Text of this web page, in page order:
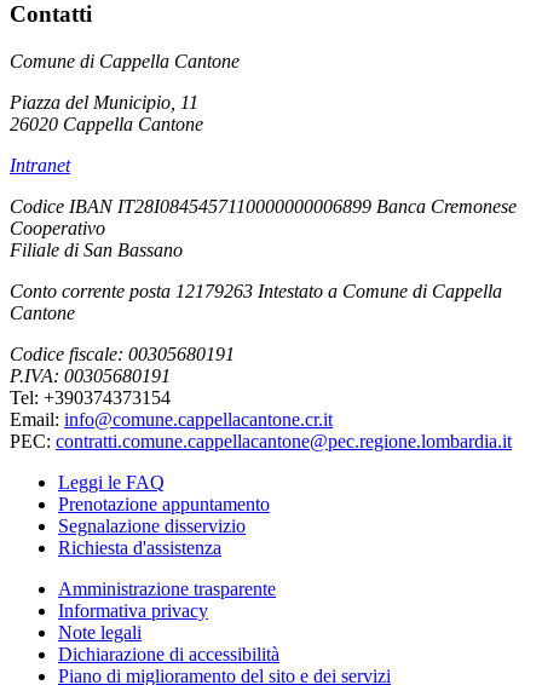
Contatti
Comune di Cappella Cantone
Piazza del Municipio, 11
26020 Cappella Cantone
Intranet
Codice IBAN IT28I0845457110000000006899 Banca Cremonese
Cooperativo
Filiale di San Bassano
Conto corrente posta 12179263 Intestato a Comune di Cappella
Cantone
Codice fiscale: 00305680191
P.IVA: 00305680191
Tel: +390374373154
Email: info@comune.cappellacantone.cr.it
PEC: contratti.comune.cappellacantone@pec.regione.lombardia.it
Leggi le FAQ
Prenotazione appuntamento
Segnalazione disservizio
Richiesta d'assistenza
Amministrazione trasparente
Informativa privacy
Note legali
Dichiarazione di accessibilità
Piano di miglioramento del sito e dei servizi